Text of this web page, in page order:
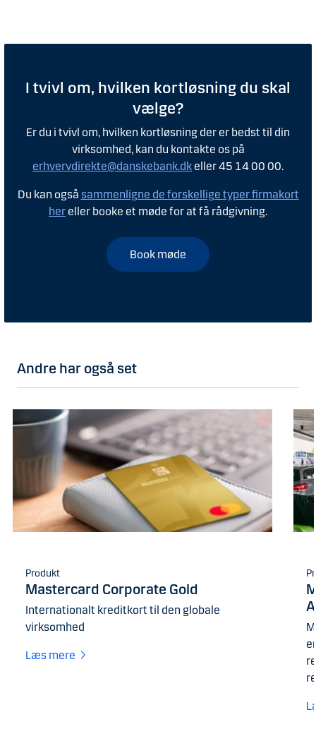
I tvivl om, hvilken kortløsning du skal
vælge?
Er du i tvivl om, hvilken kortløsning der er bedst til din
virksomhed, kan du kontakte os på
erhvervdirekte@danskebank.dk eller 45 14 00 00.
Du kan også sammenligne de forskellige typer firmakort
her eller booke et møde for at få rådgivning.
Book møde
Andre har også set
Produkt
Mastercard Corporate Gold
Internationalt kreditkort til den globale
virksomhed
Læs mere